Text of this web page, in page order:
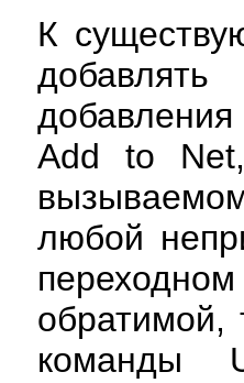
К
Add to
любой
команды